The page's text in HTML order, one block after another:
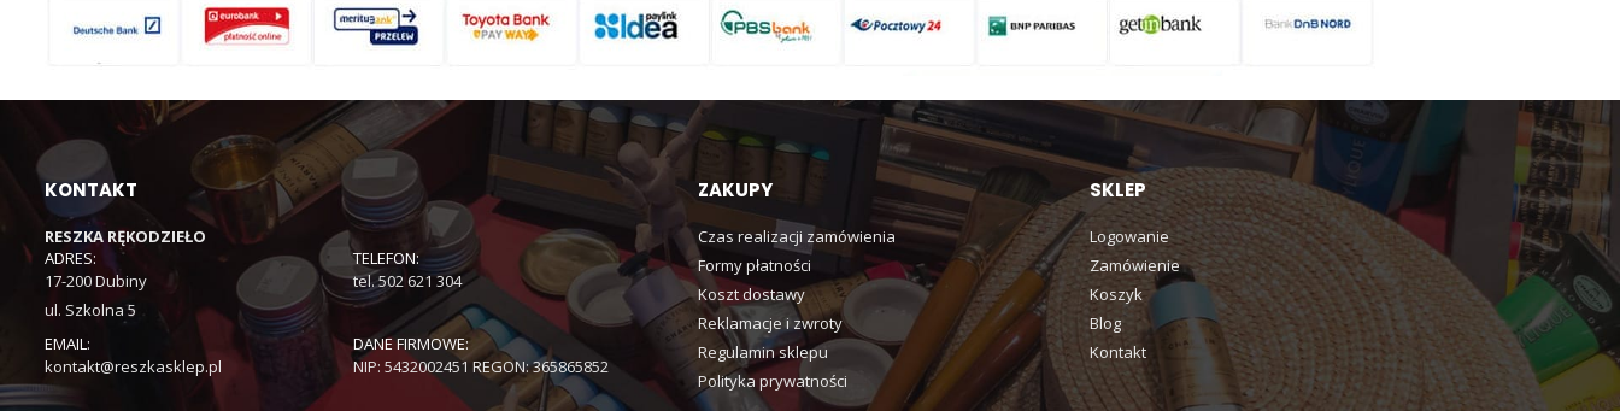
KONTAKT
RESZKA RĘKODZIEŁO
ADRES:
17-200 Dubiny
ul. Szkolna 5
TELEFON:
tel. 502 621 304
EMAIL:
kontakt@reszkasklep.pl
DANE FIRMOWE:
NIP: 5432002451 REGON: 365865852
ZAKUPY
Czas realizacji zamówienia
Formy płatności
Koszt dostawy
Reklamacje i zwroty
Regulamin sklepu
Polityka prywatności
SKLEP
Logowanie
Zamówienie
Koszyk
Blog
Kontakt